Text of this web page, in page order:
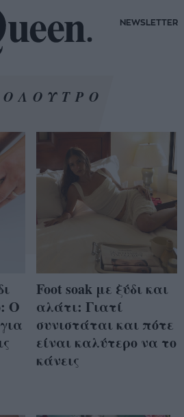
NEWSLETTER
Ο
Foot soak με ξύδι και
αλάτι: Γιατί
συνιστάται και πότε
είναι καλύτερο να το
κάνεις